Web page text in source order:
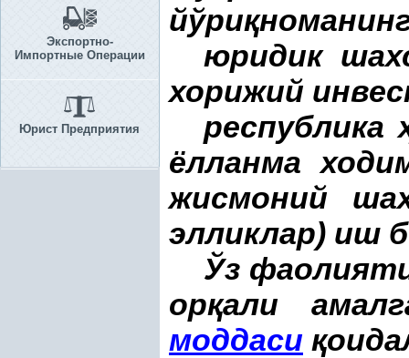
Экспортно-
Импортные Операции
Юрист Предприятия
йўриқ
юридик
хорижий
республика
ёлланма
жисмоний
элликлар) иш
Ўз
орқали
моддаси қ